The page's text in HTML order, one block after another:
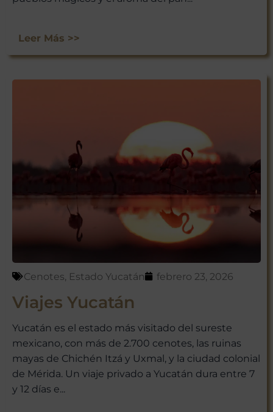
Leer Más >>
Cenotes Estado Yucatán febrero 23, 2026
Viajes Yucatán
Yucatán es el estado más visitado del sureste
mexicano, con más de 2.700 cenotes, las ruinas
mayas de Chichén Itzá y Uxmal, y la ciudad colonial
de Mérida. Un viaje privado a Yucatán dura entre 7
y 12 días e...